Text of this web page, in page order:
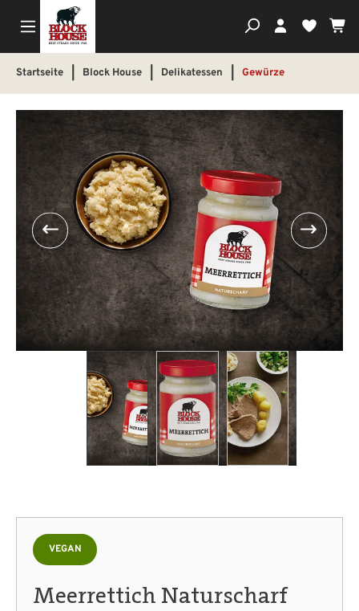
Du
Startseite Block House Delikatessen Gewürze
Bildergalerie überspringen
VEGAN
Meerrettich Naturscharf